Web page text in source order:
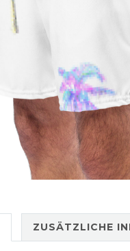
ZUSÄTZLICHE